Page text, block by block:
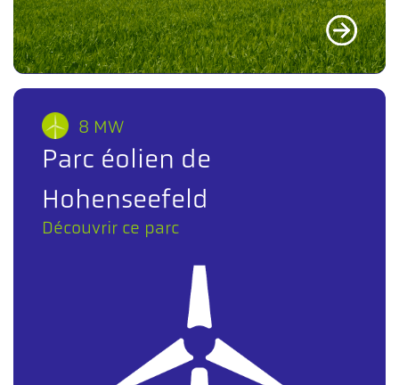
8 MW
Parc éolien de
Hohenseefeld
Découvrir ce parc